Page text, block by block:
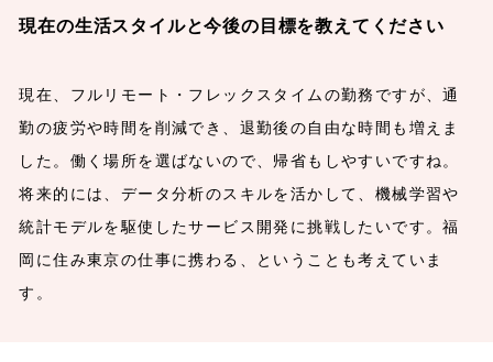
現在の生活スタイルと今後の目標を教えてください
現在、フルリモート・フレックスタイムの勤務ですが、通
勤の疲労や時間を削減でき、退勤後の自由な時間も増えま
した。働く場所を選ばないので、帰省もしやすいですね。
将来的には、データ分析のスキルを活かして、機械学習や
統計モデルを駆使したサービス開発に挑戦したいです。福
岡に住み東京の仕事に携わる、ということも考えていま
す。